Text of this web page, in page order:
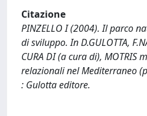
Citazione
PINZELLO I (2004). Il parco
di sviluppo. In D.GULOTTA,
CURA DI (a cura di), MOTRIS
relazionali nel Mediterraneo
: Gulotta editore.